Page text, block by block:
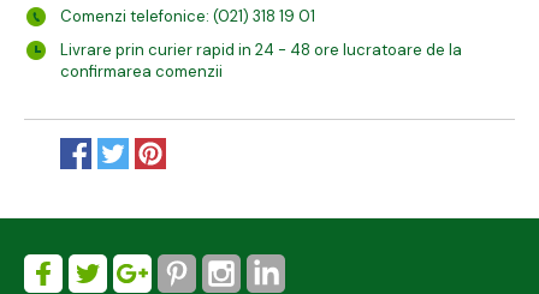
Comenzi telefonice: (021) 318 19 01
Livrare prin curier rapid in 24 - 48 ore lucratoare de la
confirmarea comenzii